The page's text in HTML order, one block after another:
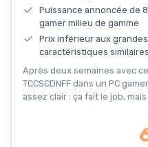
Puissance annoncée de
gamer milieu de gamme
Prix inférieur aux
caractéristiques
Après deux semaines avec
TCCSCDNFF dans un PC
assez clair : ça fait le job,